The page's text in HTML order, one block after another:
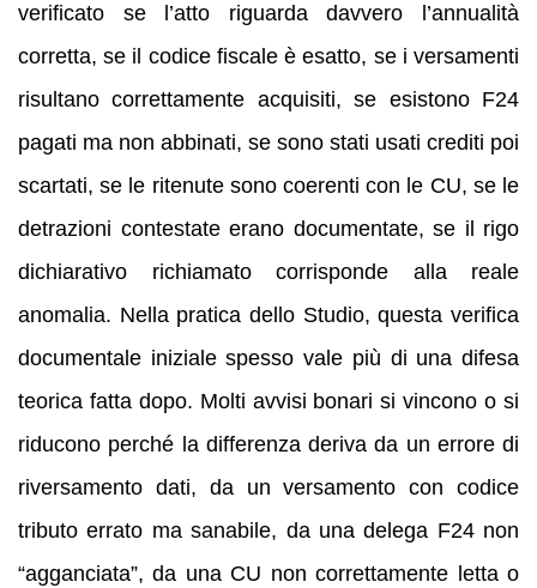
verificato se l’atto riguarda davvero l’annualità
corretta, se il codice fiscale è esatto, se i versamenti
risultano correttamente acquisiti, se esistono F24
pagati ma non abbinati, se sono stati usati crediti poi
scartati, se le ritenute sono coerenti con le CU, se le
detrazioni contestate erano documentate, se il rigo
dichiarativo richiamato corrisponde alla reale
anomalia. Nella pratica dello Studio, questa verifica
documentale iniziale spesso vale più di una difesa
teorica fatta dopo. Molti avvisi bonari si vincono o si
riducono perché la differenza deriva da un errore di
riversamento dati, da un versamento con codice
tributo errato ma sanabile, da una delega F24 non
“agganciata”, da una CU non correttamente letta o